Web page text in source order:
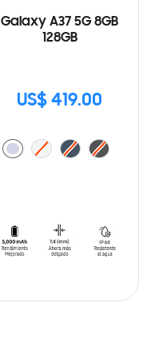
Galaxy A37 5G 8GB
128GB
US$ 419.00